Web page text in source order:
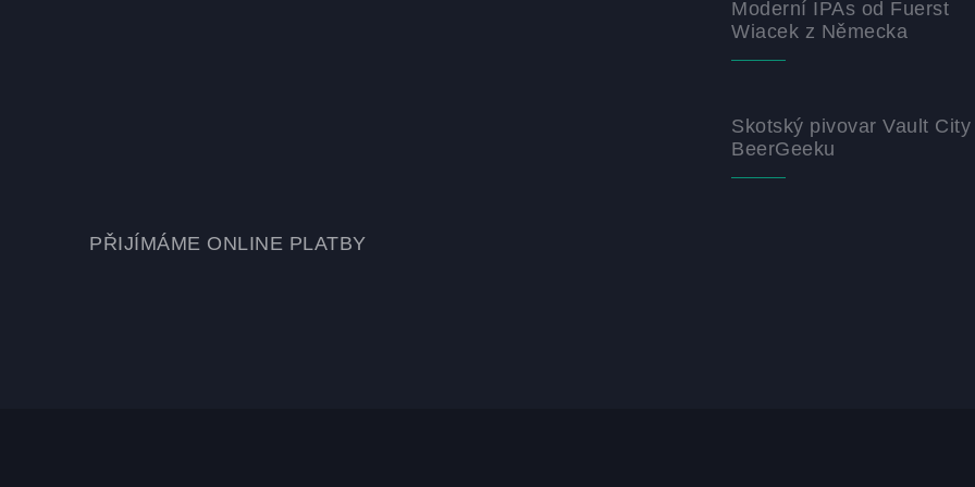
Moderní IPAs od Fuerst
Wiacek z Německa
Skotský pivovar Vault City
BeerGeeku
PŘIJÍMÁME ONLINE PLATBY